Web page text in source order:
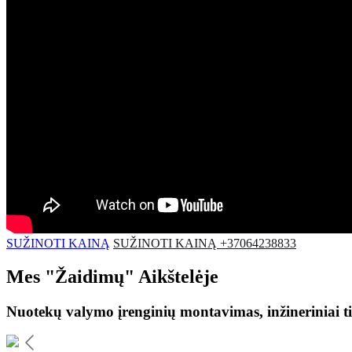
SUŽINOTI KAINĄ SUŽINOTI KAINĄ +37064238833
Mes "Žaidimų" Aikštelėje
Nuotekų valymo įrenginių montavimas, inžineriniai